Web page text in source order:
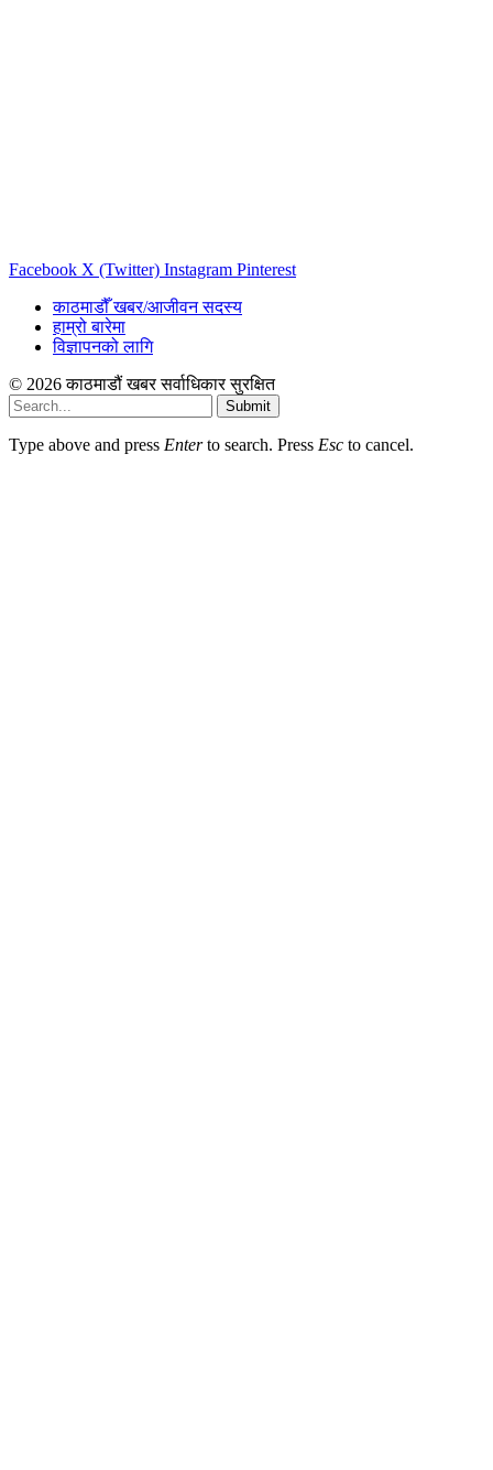
Facebook X (Twitter) Instagram Pinterest
काठमाडौँ खबर/आजीवन सदस्य
हाम्रो बारेमा
विज्ञापनको लागि
© 2026 काठमाडौं खबर सर्वाधिकार सुरक्षित
Submit
Type above and press Enterto search. Press Esc to cancel.